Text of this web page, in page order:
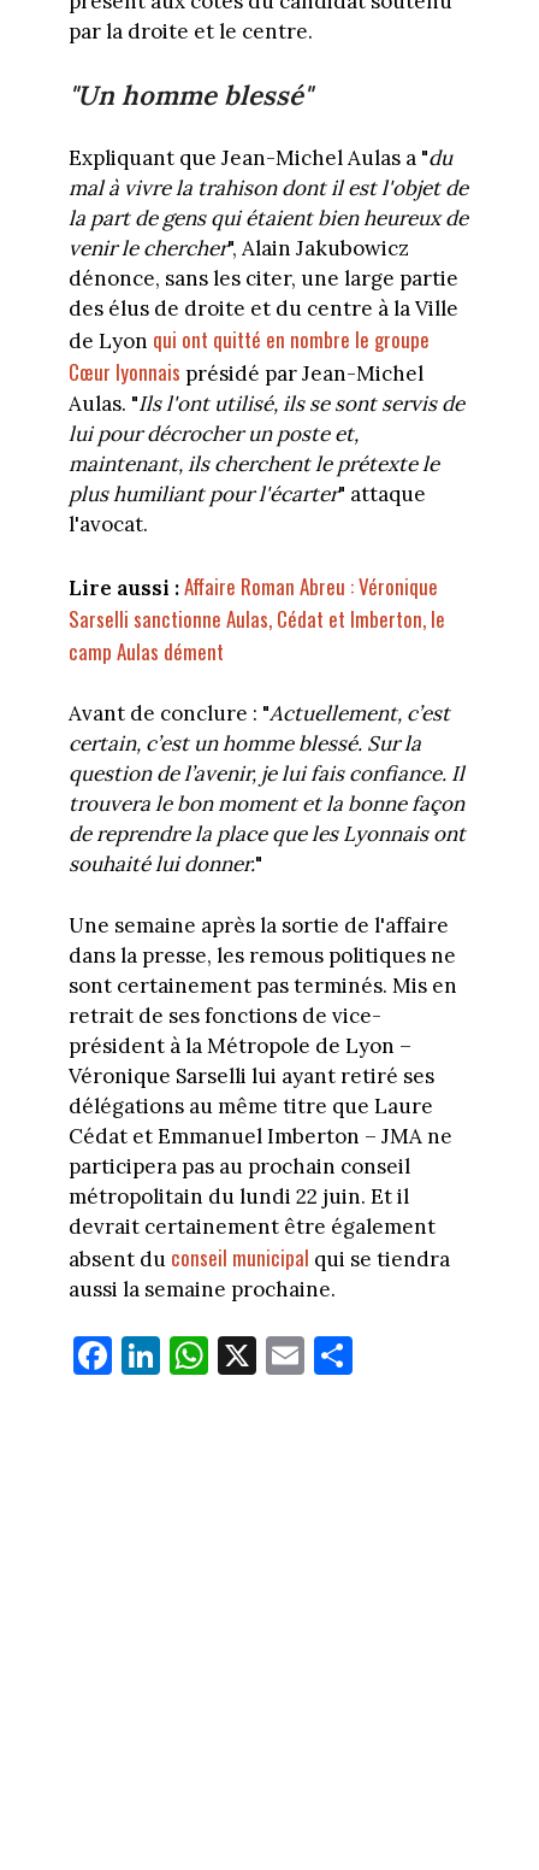
par la droite et le centre.
"Un homme blessé"
Expliquant que Jean-Michel Aulas a "du
mal à vivre la trahison dont il est l'objet de
la part de gens qui étaient bien heureux de
venir le chercher", Alain Jakubowicz
dénonce, sans les citer, une large partie
des élus de droite et du centre à la Ville
de Lyon qui ont quitté en nombre le groupe
Cœur lyonnais présidé par Jean-Michel
Aulas. "Ils l'ont utilisé, ils se sont servis de
lui pour décrocher un poste et,
maintenant, ils cherchent le prétexte le
plus humiliant pour l'écarter" attaque
l'avocat.
Lire aussi : Affaire Roman Abreu : Véronique
Sarselli sanctionne Aulas, Cédat et Imberton, le
camp Aulas dément
Avant de conclure : "Actuellement, c’est
certain, c’est un homme blessé. Sur la
question de l’avenir, je lui fais confiance. Il
trouvera le bon moment et la bonne façon
de reprendre la place que les Lyonnais ont
souhaité lui donner."
Une semaine après la sortie de l'affaire
dans la presse, les remous politiques ne
sont certainement pas terminés. Mis en
retrait de ses fonctions de vice-
président à la Métropole de Lyon –
Véronique Sarselli lui ayant retiré ses
délégations au même titre que Laure
Cédat et Emmanuel Imberton – JMA ne
participera pas au prochain conseil
métropolitain du lundi 22 juin. Et il
devrait certainement être également
absent du conseil municipal qui se tiendra
aussi la semaine prochaine.
Fa
ce
Li
nk
W
ha
X E
m
Pa